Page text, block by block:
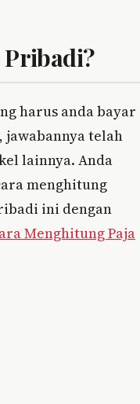
Pribadi?
harus anda bayar
jawabannya telah
lainnya. Anda
menghitung
ini dengan
Menghitung Paja